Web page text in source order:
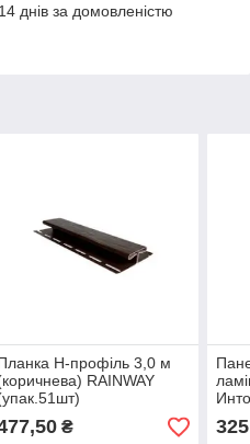
днів за домовленістю
Н-профіль 3,0 м
RAINWAY
₴